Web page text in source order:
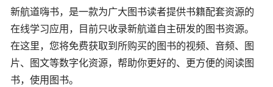
新航道嗨书，是一款为广大图书读者提供书籍配套资源的
在线学习应用，目前只收录新航道自主研发的图书资源。
在这里，您将免费获取到所购买的图书的视频、音频、图
片、图文等数字化资源，帮助你更好的、更方便的阅读图
书，使用图书。